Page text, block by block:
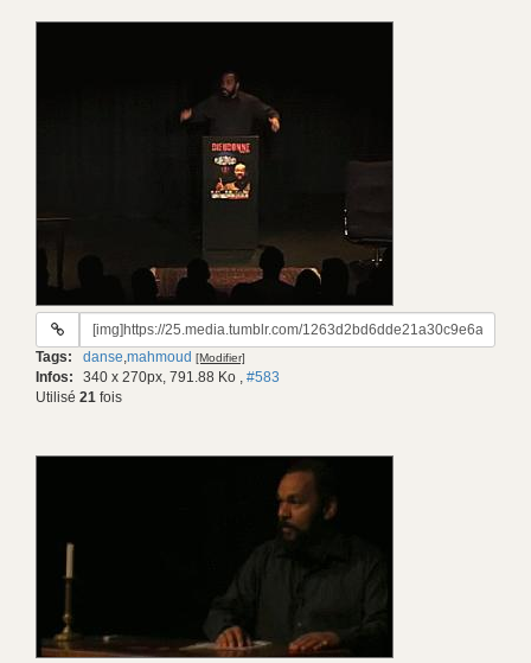
URL
gif:
Tags: danse,mahmoud [Modifier]
Infos: 340 x 270px, 791.88 Ko , #583
Utilisé 21 fois